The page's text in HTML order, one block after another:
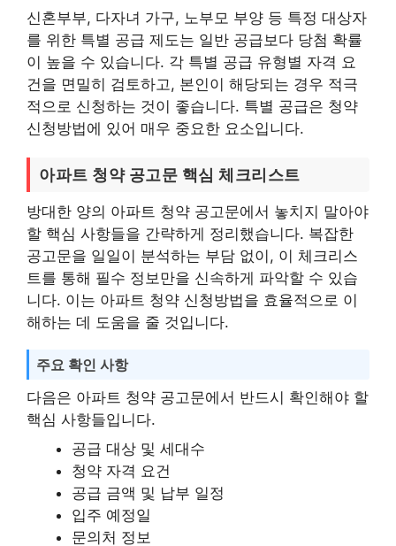
신혼부부, 다자녀 가구, 노부모 부양 등 특정 대상자
를 위한 특별 공급 제도는 일반 공급보다 당첨 확률
이 높을 수 있습니다. 각 특별 공급 유형별 자격 요
건을 면밀히 검토하고, 본인이 해당되는 경우 적극
적으로 신청하는 것이 좋습니다. 특별 공급은 청약
신청방법에 있어 매우 중요한 요소입니다.
아파트 청약 공고문 핵심 체크리스트
방대한 양의 아파트 청약 공고문에서 놓치지 말아야
할 핵심 사항들을 간략하게 정리했습니다. 복잡한
공고문을 일일이 분석하는 부담 없이, 이 체크리스
트를 통해 필수 정보만을 신속하게 파악할 수 있습
니다. 이는 아파트 청약 신청방법을 효율적으로 이
해하는 데 도움을 줄 것입니다.
주요 확인 사항
다음은 아파트 청약 공고문에서 반드시 확인해야 할
핵심 사항들입니다.
공급 대상 및 세대수
청약 자격 요건
공급 금액 및 납부 일정
입주 예정일
문의처 정보